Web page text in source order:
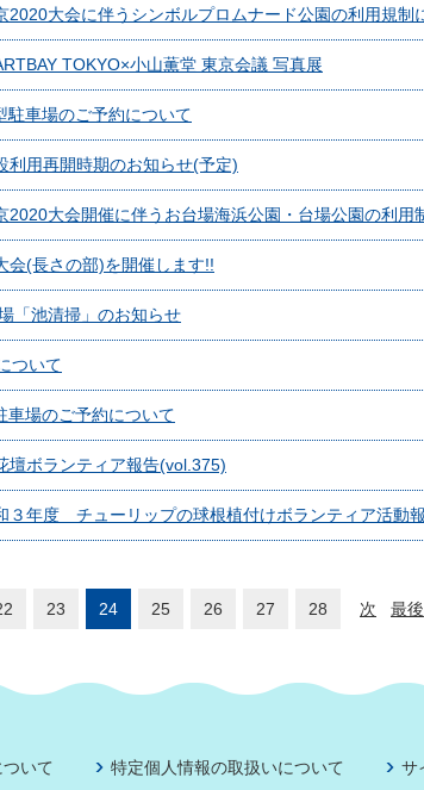
2020大会に伴うシンボルプロムナード公園の利用規制
TOKYO×小山薫堂 東京会議 写真展
車場のご予約について
利用再開時期のお知らせ(予定)
2020大会開催に伴うお台場海浜公園・台場公園の利用
会(長さの部)を開催します!!
「池清掃」のお知らせ
ついて
場のご予約について
壇ボランティア報告(vol.375)
３年度 チューリップの球根植付けボランティア活動
23 24 25 26 27 28 次 最後
いて 特定個人情報の取扱いについて サ